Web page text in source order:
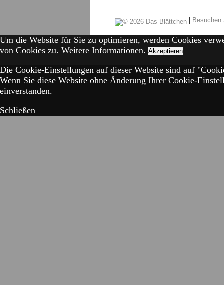
|
Um die Website für Sie zu optimieren, werden Cookies
von Cookies zu. Weitere Informationen. Akzeptieren
Die Cookie-Einstellungen auf dieser Website sind auf
Wenn Sie diese Website ohne Änderung Ihrer Cookie-
einverstanden.
Schließen